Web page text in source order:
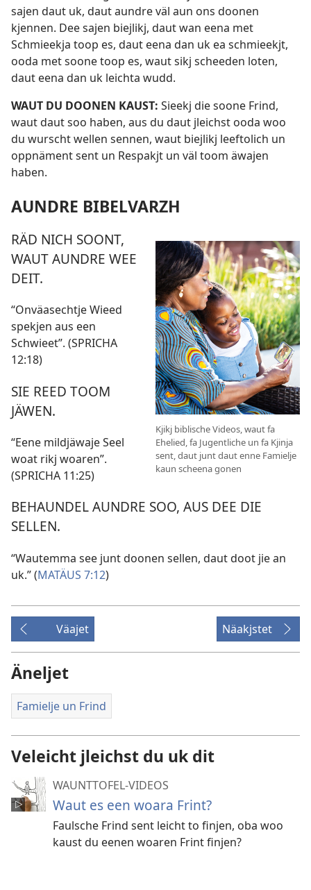
sajen daut uk, daut aundre väl aun ons doonen
kjennen. Dee sajen biejlikj, daut wan eena met
Schmieekja toop es, daut eena dan uk ea schmieekjt,
ooda met soone toop es, waut sikj scheeden loten,
daut eena dan uk leichta wudd.
WAUT DU DOONEN KAUST: Sieekj die soone Frind,
waut daut soo haben, aus du daut jleichst ooda woo
du wurscht wellen sennen, waut biejlikj leeftolich un
oppnäment sent un Respakjt un väl toom äwajen
haben.
AUNDRE BIBELVARZH
Kjikj biblische Videos, waut fa
Ehelied, fa Jugentliche un fa Kjinja
sent, daut junt daut enne Famielje
kaun scheena gonen
RÄD NICH SOONT,
WAUT AUNDRE WEE
DEIT.
“Onväasechtje Wieed
spekjen aus een
Schwieet”. (SPRICHA
12:18)
SIE REED TOOM
JÄWEN.
“Eene mildjäwaje Seel
woat rikj woaren”.
(SPRICHA 11:25)
BEHAUNDEL AUNDRE SOO, AUS DEE DIE
SELLEN.
“Wautemma see junt doonen sellen, daut doot jie an
uk.” (MATÄUS 7:12)
Väajet Näakjstet
Äneljet
Famielje un Frind
Veleicht jleichst du uk dit
WAUNTTOFEL-VIDEOS
Waut es een woara Frint?
Faulsche Frind sent leicht to finjen, oba woo
kaust du eenen woaren Frint finjen?